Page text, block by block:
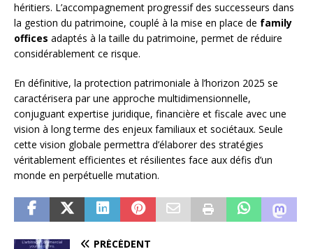
héritiers. L’accompagnement progressif des successeurs dans
la gestion du patrimoine, couplé à la mise en place de family
offices adaptés à la taille du patrimoine, permet de réduire
considérablement ce risque.
En définitive, la protection patrimoniale à l’horizon 2025 se
caractérisera par une approche multidimensionnelle,
conjuguant expertise juridique, financière et fiscale avec une
vision à long terme des enjeux familiaux et sociétaux. Seule
cette vision globale permettra d’élaborer des stratégies
véritablement efficientes et résilientes face aux défis d’un
monde en perpétuelle mutation.
PRÉCÉDENT